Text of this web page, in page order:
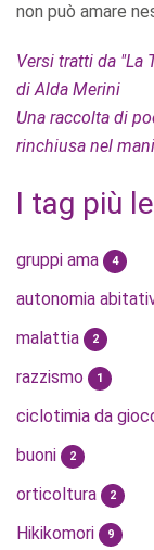
non può amare
Versi tratti da "La
di Alda Merini
Una raccolta di
rinchiusa nel
I tag più
gruppi ama 4
autonomia
malattia 2
razzismo 1
ciclotimia da
buoni 2
orticoltura 2
Hikikomori 9